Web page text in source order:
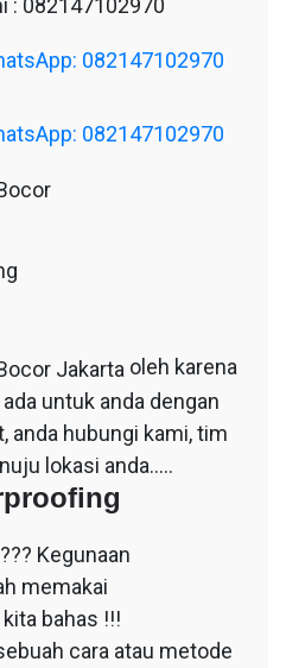
082147102970
082147102970
oleh karena
untuk anda dengan
anda hubungi kami, tim
lokasi anda…..
Kegunaan
memakai
bahas !!!
cara atau metode